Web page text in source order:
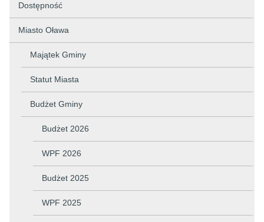
Dostępność
Miasto Oława
Majątek Gminy
Statut Miasta
Budżet Gminy
Budżet 2026
WPF 2026
Budżet 2025
WPF 2025